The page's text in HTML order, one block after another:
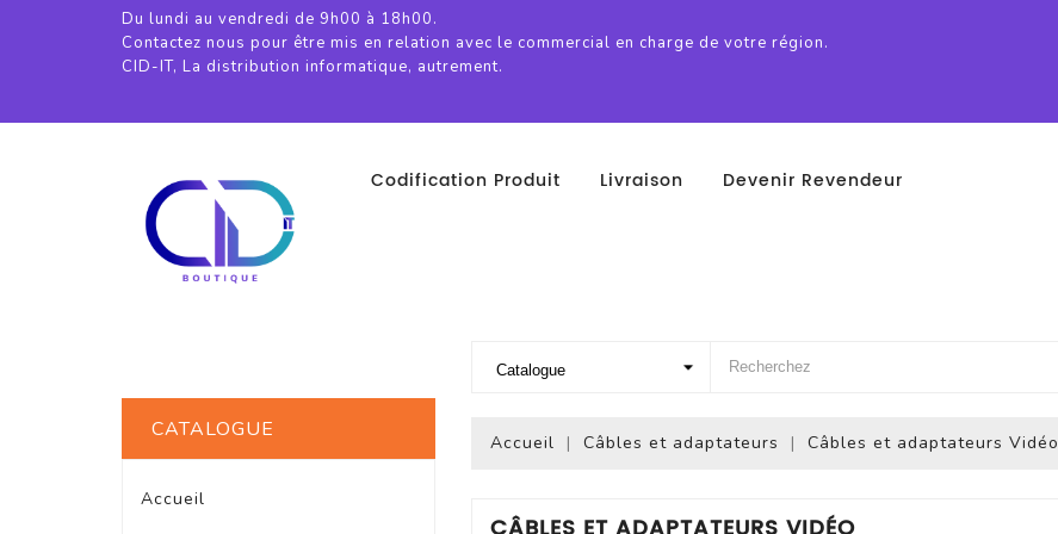
Du lundi au vendredi de 9h00 à 18h00.
Contactez nous pour être mis en relation avec le commercial en charge de votre région.
CID-IT, La distribution informatique, autrement.
Codification Produit Livraison Devenir Revendeur
CATALOGUE
Accueil
Accueil Câbles et adaptateurs Câbles et adaptateurs Vidéo